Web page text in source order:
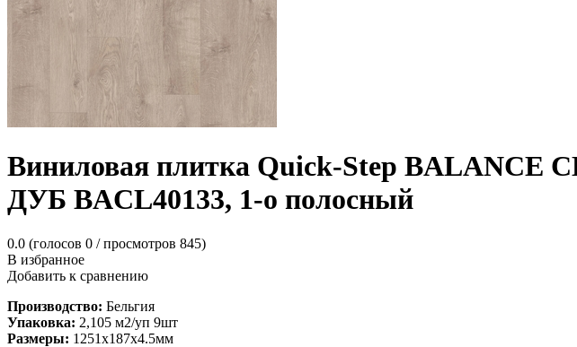
Виниловая плитка Quick-Step
ДУБ BACL40133, 1-о полосный
0.0 (голосов 0 / просмотров 845)
В избранное
Добавить к сравнению
Производство: Бельгия
Упаковка: 2,105 м2/уп 9шт
Размеры: 1251х187х4.5мм